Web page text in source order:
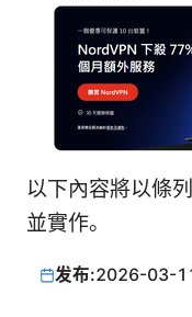
以下內容將以條
並實作。
发布:2026-03-